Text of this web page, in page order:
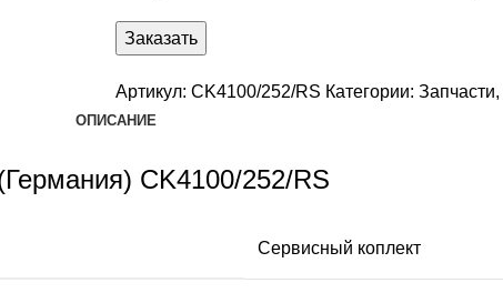
Заказать
Артикул: CK4100/252/RS Категории: Запчасти,
ОПИСАНИЕ
CK4100/252/RS
Сервисный коплект